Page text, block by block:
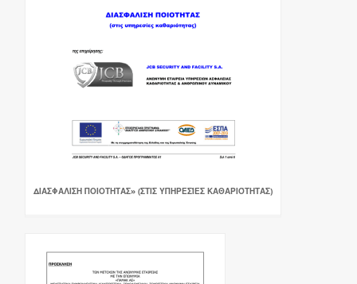
ΔΙΑΣΦΑΛΙΣΗ ΠΟΙΟΤΗΤΑΣ» (ΣΤΙΣ ΥΠΗΡΕΣΊΕΣ ΚΑΘΑΡΙΌΤΗΤΑΣ)